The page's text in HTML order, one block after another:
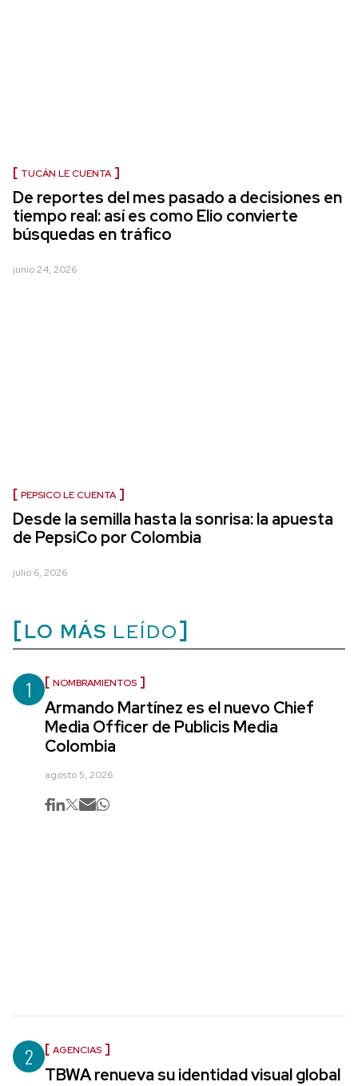
TUCÁN LE CUENTA
De reportes del mes pasado a decisiones en
tiempo real: así es como Elio convierte
búsquedas en tráfico
junio 24, 2026
PEPSICO LE CUENTA
Desde la semilla hasta la sonrisa: la apuesta
de PepsiCo por Colombia
julio 6, 2026
LO MÁS LEÍDO
1 NOMBRAMIENTOS
Armando Martínez es el nuevo Chief
Media Officer de Publicis Media
Colombia
agosto 5, 2026
2 AGENCIAS
TBWA renueva su identidad visual global